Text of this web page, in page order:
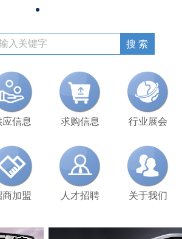
搜 索
应信息 求购信息 行业展会
商加盟 人才招聘 关于我们